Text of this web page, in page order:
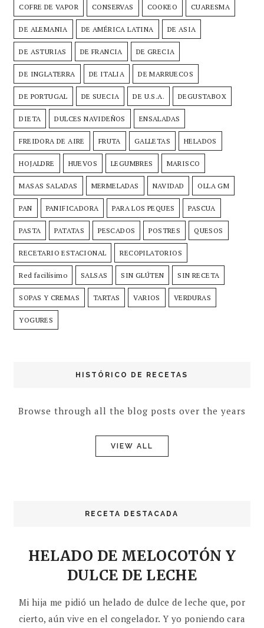
COFRE DE VAPOR CONSERVAS COOKEO CUARESMA
DE ALEMANIA DE AMÉRICA LATINA DE ASIA
DE ASTURIAS DE FRANCIA DE GRECIA
DE INGLATERRA DE ITALIA DE MARRUECOS
DE PORTUGAL DE SUECIA DE U.S.A. DEGUSTABOX
DIETA DULCES NAVIDEÑOS ENSALADAS
FREIDORA DE AIRE FRUTA GALLETAS HELADOS
HOJALDRE HUEVOS LEGUMBRES MARISCO
MASAS SALADAS MERMELADAS NAVIDAD OLLA GM
PAN PANIFICADORA PARA LOS PEQUES PASCUA
PASTA PATATAS PESCADOS POSTRES QUESOS
RECETARIO ESTACIONAL RECOPILATORIOS
Red facilísimo SALSAS SIN GLÚTEN SIN RECETA
SOPAS Y CREMAS TARTAS VARIOS VERDURAS
YOGURES
HISTÓRICO DE RECETAS
Browse through all the blog posts over the years
VIEW ALL
RECETA DESTACADA
HELADO DE MELOCOTÓN Y
DULCE DE LECHE
Mi hija me pidió un helado de dulce de leche que, por
cierto, aún vive en el congelador. Y yo poniendo cara